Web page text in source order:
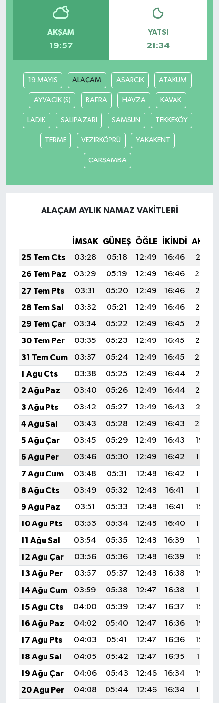
AKŞAM
19:57
YATSI
21:34
19 MAYIS ALAÇAM ASARCIK ATAKUM
AYVACIK (S) BAFRA HAVZA KAVAK
LADİK SALIPAZARI SAMSUN TEKKEKÖY
TERME VEZİRKÖPRÜ YAKAKENT
ÇARŞAMBA
ALAÇAM AYLIK NAMAZ VAKITLERI
İMSAK GÜNEŞ ÖĞLE İKINDI
25 Tem Cts
03:28 05:18 12:49 16:46
20:10
26 Tem Paz
03:29 05:19 12:49 16:46
20:09
27 Tem Pts
03:31 05:20 12:49 16:46
20:08
28 Tem Sal
03:32 05:21 12:49 16:46
20:07
29 Tem Çar
03:34 05:22 12:49 16:45
20:06
30 Tem Per
03:35 05:23 12:49 16:45
20:05
31 Tem Cum
03:37 05:24 12:49 16:45
20:04
1 Ağu Cts
03:38 05:25 12:49 16:44
20:03
2 Ağu Paz
03:40 05:26 12:49 16:44
20:02
3 Ağu Pts
03:42 05:27 12:49 16:43
20:01
4 Ağu Sal
03:43 05:28 12:49 16:43
20:00
5 Ağu Çar
03:45 05:29 12:49 16:43
19:59
6 Ağu Per
03:46 05:30 12:49 16:42
19:57
7 Ağu Cum
03:48 05:31 12:48 16:42
19:56
8 Ağu Cts
03:49 05:32 12:48 16:41
19:55
9 Ağu Paz
03:51 05:33 12:48 16:41
19:54
10 Ağu Pts
03:53 05:34 12:48 16:40
19:52
11 Ağu Sal
03:54 05:35 12:48 16:39
19:51
12 Ağu Çar
03:56 05:36 12:48 16:39
19:50
13 Ağu Per
03:57 05:37 12:48 16:38
19:48
14 Ağu Cum
03:59 05:38 12:47 16:38
19:47
15 Ağu Cts
04:00 05:39 12:47 16:37
19:46
16 Ağu Paz
04:02 05:40 12:47 16:36
19:44
17 Ağu Pts
04:03 05:41 12:47 16:36
19:43
18 Ağu Sal
04:05 05:42 12:47 16:35
19:41
19 Ağu Çar
04:06 05:43 12:46 16:34
19:40
20 Ağu Per
04:08 05:44 12:46 16:34
19:38